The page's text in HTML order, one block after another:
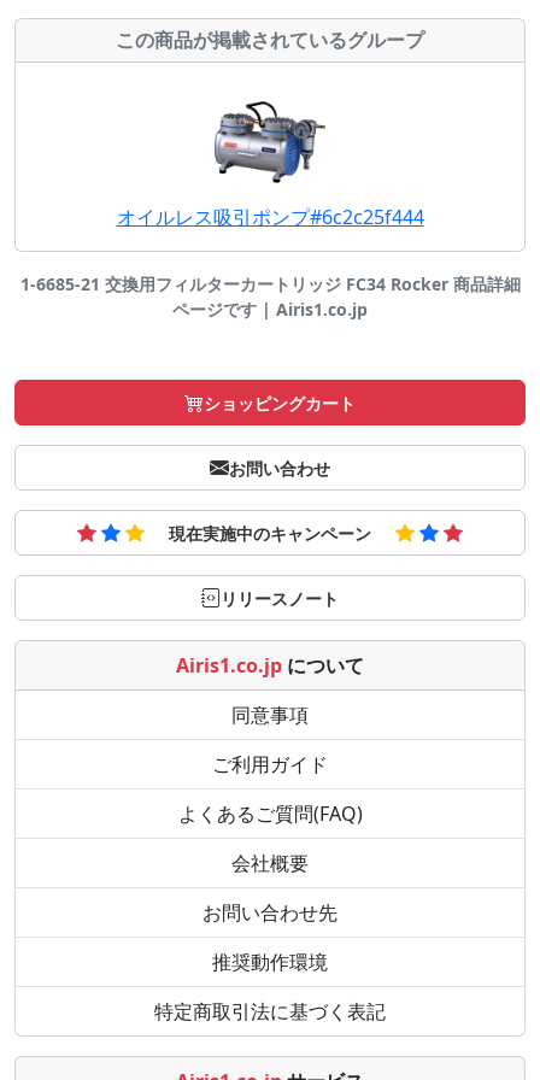
この商品が掲載されているグループ
オイルレス吸引ポンプ#6c2c25f444
1-6685-21 交換用フィルターカートリッジ FC34 Rocker 商品詳細
ページです | Airis1.co.jp
ショッピングカート
お問い合わせ
現在実施中のキャンペーン
リリースノート
Airis1.co.jp について
同意事項
ご利用ガイド
よくあるご質問(FAQ)
会社概要
お問い合わせ先
推奨動作環境
特定商取引法に基づく表記